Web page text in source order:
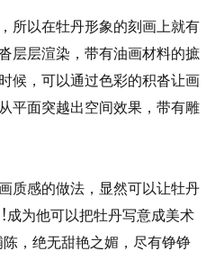
所以在牡丹形象的刻画上就有
层层渲染，带有油画材料的摭
候，可以通过色彩的积沓让画
平面突越出空间效果，带有雕
质感的做法，显然可以让牡丹
为他可以把牡丹写意成美术
，绝无甜艳之媚，尽有铮铮